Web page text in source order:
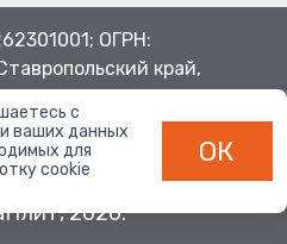
ОГРН:
край,
ул.Батайская 3
2026.
с
ваших данных
для
cookie
ОК